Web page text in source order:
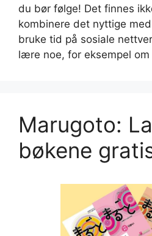
du bør følge! Det finnes
kombinere det nyttige
bruke tid på sosiale
lære noe, for eksempel om
Marugoto:
bøkene